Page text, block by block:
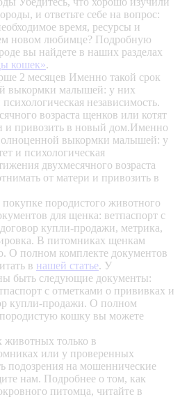
и ответьте себе на вопрос:
время, ресурсы и
новом любимце? Подробную
вы найдете в наших разделах
кошек».
2 месяцев Именно такой срок
выкормки малышей: у них
независимость.
возраста щенков или котят
и привозить в новый дом.Именно
выкормки малышей: у
и психологическая
двухмесячного возраста
от матери и привозить в
породистого животного
для щенка: ветпаспорт с
купли-продажи, метрика,
В питомниках щенкам
О полном комплекте документов
в нашей статье. У
быть следующие документы:
с отметками о прививках и
купли-продажи. О полном
кошку вы можете
животных только в
или у проверенных
подозрения на мошеннические
нам. Подробнее о том, как
питомца, читайте в